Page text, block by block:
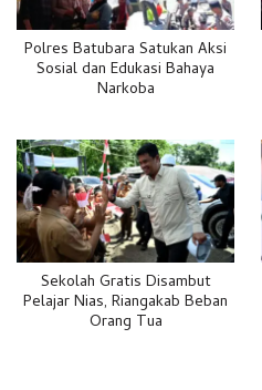
Polres Batubara Satukan Aksi
Sosial dan Edukasi Bahaya
Narkoba
Sekolah Gratis Disambut
Pelajar Nias, Riangakab Beban
Orang Tua